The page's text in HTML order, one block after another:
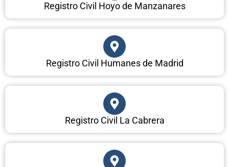
Registro Civil Hoyo de Manzanares
Registro Civil Humanes de Madrid
Registro Civil La Cabrera